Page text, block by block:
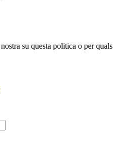
su questa politica o per